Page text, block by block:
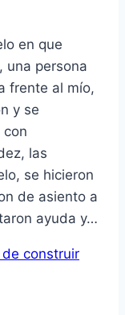
en que
una persona
frente al mío,
y se
con
las
se hicieron
de asiento a
ayuda y…
construir